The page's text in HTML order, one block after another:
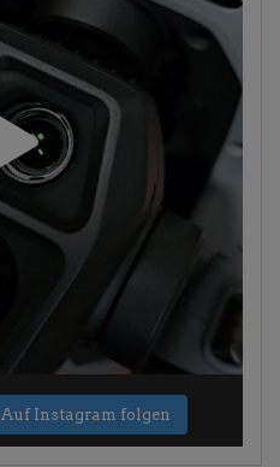
Auf Instagram folgen